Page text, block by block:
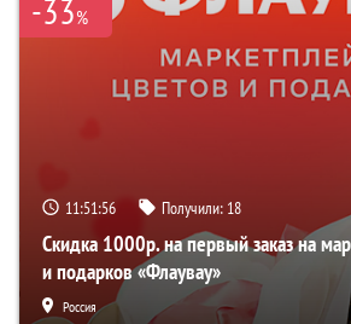
-33%
11:51:54 Получили: 18
Скидка 1000р. на первый заказ на
и подарков «Флаувау»
Россия